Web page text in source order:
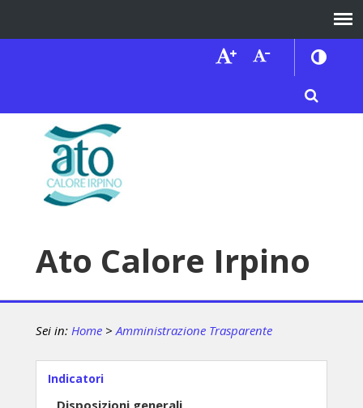
Ato Calore Irpino
Sei in: Home >Amministrazione Trasparente
Indicatori
Disposizioni generali